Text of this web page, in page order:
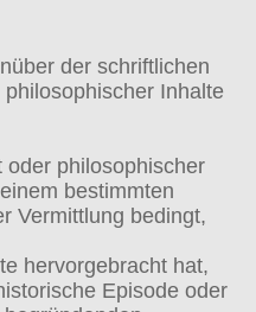
der schriftlichen
Inhalte
philosophischer
bestimmten
Vermittlung bedingt,
hervorgebracht hat,
Episode oder